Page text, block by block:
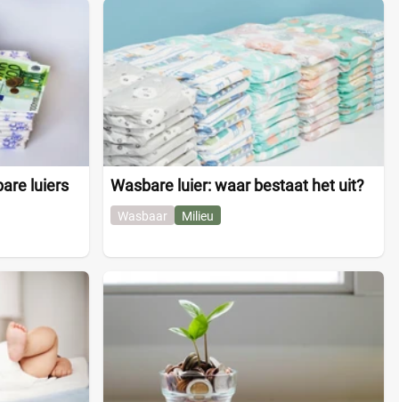
luiers Wasbare luier: waar bestaat het uit?
Wasbaar Milieu